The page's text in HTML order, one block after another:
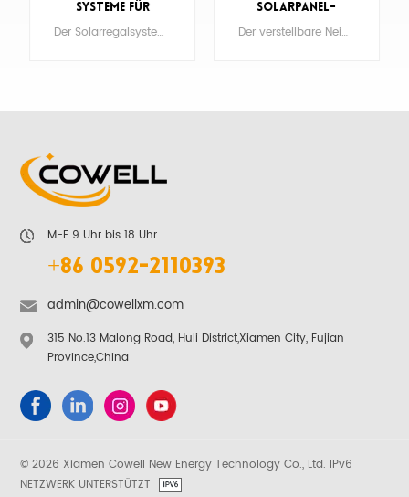
Systeme für
Solarpanel-
Der Solarregalsystem ist die nicht durchdringbare Montagelösung für Flachdächer mit Auflast.
ERFAHREN SIE
Solarpanel-
Neigungshalterungen
Der verstellbare Neigungshalterungen sind darauf ausgelegt, die Leistung von Solarmodulen zu optimieren, indem sie in verschiedenen Winkeln geneigt werden können. Durch die Anpassung des Neigungswinkels können die Solarmodule das Sonnenlicht den ganzen Tag über besser einfangen und so ihre Energieproduktion maximieren.
M-F 9 Uhr bis 18 Uhr
+86 0592-2110393
admin@cowellxm.com
315 No.13 Malong Road, Huli District,Xiamen City, Fujian
Province,China
© 2026 Xiamen Cowell New Energy Technology Co., Ltd. IPv6
NETZWERK UNTERSTÜTZT